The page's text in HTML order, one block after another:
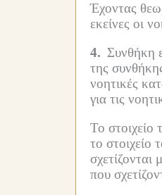
Έχοντας
εκείνες οι
4. Συνθήκη
της
νοητικές
για τις
Το στοιχείο
το στοιχείο
σχετίζονται
που